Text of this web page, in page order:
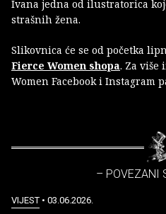
Ivana jedna od ilustratorica
strašnih žena.
Slikovnica će se od početka
Fierce Women shopa. Za više
Women Facebook i Instagram
– POVEZANI
VIJEST • 03.06.2026.